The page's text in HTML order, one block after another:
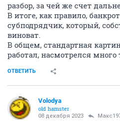
разбор, за чей же счет
В итоге, как правило,
субподрядчик, который,
виноват.
В общем, стандартная
работал, насмотрелся много
ОТВЕТИТЬ
Volodya
old hamster
08 декабря 2023